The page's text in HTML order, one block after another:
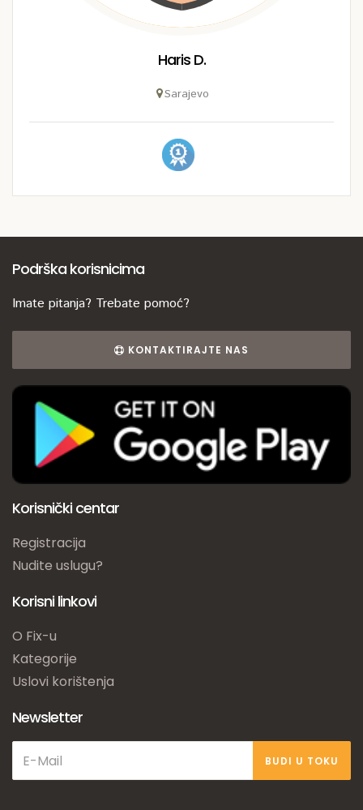
Haris D.
Sarajevo
Podrška korisnicima
Imate pitanja? Trebate pomoć?
KONTAKTIRAJTE NAS
Korisnički centar
Registracija
Nudite uslugu?
Korisni linkovi
O Fix-u
Kategorije
Uslovi korištenja
Newsletter
BUDI U TOKU